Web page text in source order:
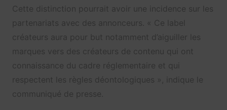
Cette distinction pourrait avoir une incidence sur les
partenariats avec des annonceurs. « Ce label
créateurs aura pour but notamment d’aiguiller les
marques vers des créateurs de contenu qui ont
connaissance du cadre réglementaire et qui
respectent les règles déontologiques », indique le
communiqué de presse.